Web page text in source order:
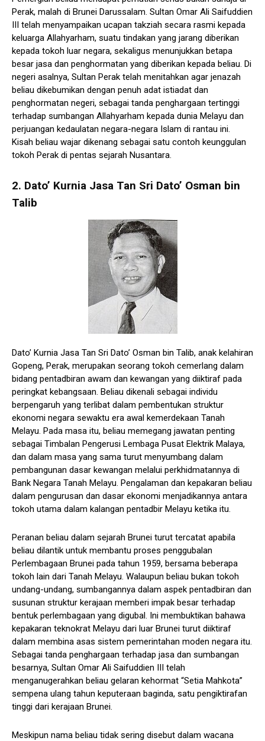
Perak, malah di Brunei Darussalam. Sultan Omar Ali Saifuddien
III telah menyampaikan ucapan takziah secara rasmi kepada
keluarga Allahyarham, suatu tindakan yang jarang diberikan
kepada tokoh luar negara, sekaligus menunjukkan betapa
besar jasa dan penghormatan yang diberikan kepada beliau. Di
negeri asalnya, Sultan Perak telah menitahkan agar jenazah
beliau dikebumikan dengan penuh adat istiadat dan
penghormatan negeri, sebagai tanda penghargaan tertinggi
terhadap sumbangan Allahyarham kepada dunia Melayu dan
perjuangan kedaulatan negara-negara Islam di rantau ini.
Kisah beliau wajar dikenang sebagai satu contoh keunggulan
tokoh Perak di pentas sejarah Nusantara.
2. Dato’ Kurnia Jasa Tan Sri Dato’ Osman bin
Talib
Dato’ Kurnia Jasa Tan Sri Dato’ Osman bin Talib, anak kelahiran
Gopeng, Perak, merupakan seorang tokoh cemerlang dalam
bidang pentadbiran awam dan kewangan yang diiktiraf pada
peringkat kebangsaan. Beliau dikenali sebagai individu
berpengaruh yang terlibat dalam pembentukan struktur
ekonomi negara sewaktu era awal kemerdekaan Tanah
Melayu. Pada masa itu, beliau memegang jawatan penting
sebagai Timbalan Pengerusi Lembaga Pusat Elektrik Malaya,
dan dalam masa yang sama turut menyumbang dalam
pembangunan dasar kewangan melalui perkhidmatannya di
Bank Negara Tanah Melayu. Pengalaman dan kepakaran beliau
dalam pengurusan dan dasar ekonomi menjadikannya antara
tokoh utama dalam kalangan pentadbir Melayu ketika itu.
Peranan beliau dalam sejarah Brunei turut tercatat apabila
beliau dilantik untuk membantu proses penggubalan
Perlembagaan Brunei pada tahun 1959, bersama beberapa
tokoh lain dari Tanah Melayu. Walaupun beliau bukan tokoh
undang-undang, sumbangannya dalam aspek pentadbiran dan
susunan struktur kerajaan memberi impak besar terhadap
bentuk perlembagaan yang digubal. Ini membuktikan bahawa
kepakaran teknokrat Melayu dari luar Brunei turut diiktiraf
dalam membina asas sistem pemerintahan moden negara itu.
Sebagai tanda penghargaan terhadap jasa dan sumbangan
besarnya, Sultan Omar Ali Saifuddien III telah
menganugerahkan beliau gelaran kehormat “Setia Mahkota”
sempena ulang tahun keputeraan baginda, satu pengiktirafan
tinggi dari kerajaan Brunei.
Meskipun nama beliau tidak sering disebut dalam wacana